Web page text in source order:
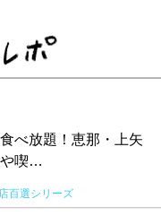
べ放題！恵那・上矢
や喫…
百選シリーズ